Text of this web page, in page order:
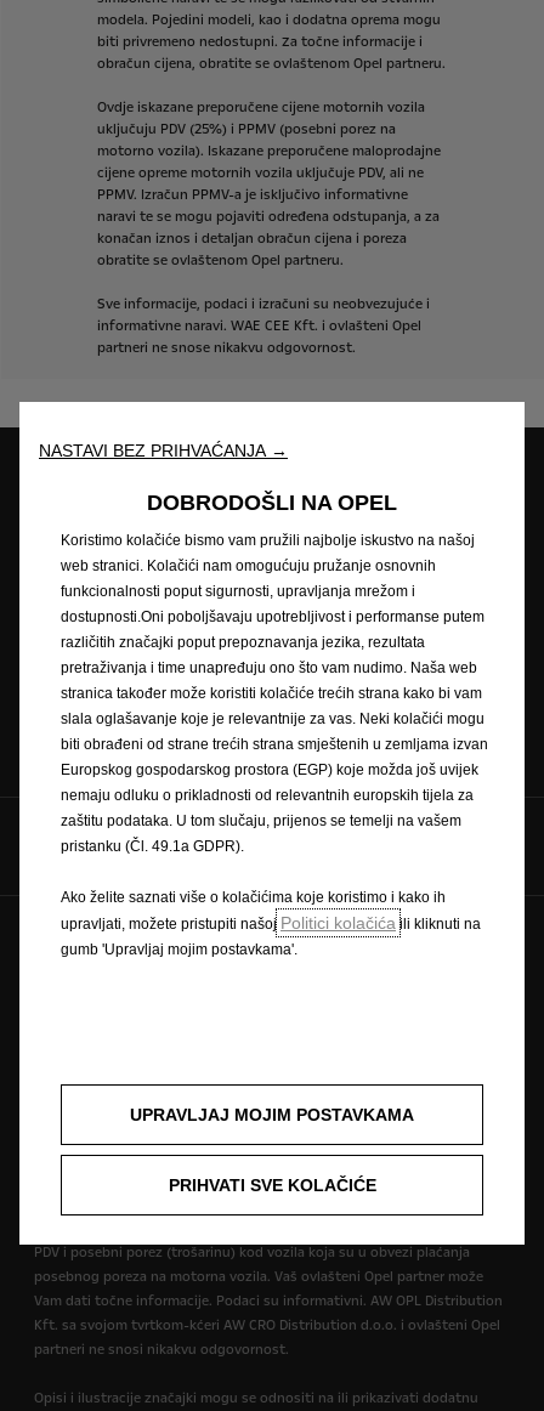
modela. Pojedini modeli, kao i dodatna oprema mogu
biti privremeno nedostupni. Za točne informacije i
obračun cijena, obratite se ovlaštenom Opel partneru.
Ovdje iskazane preporučene cijene motornih vozila
uključuju PDV (25%) i PPMV (posebni porez na
motorno vozila). Iskazane preporučene maloprodajne
cijene opreme motornih vozila uključuje PDV, ali ne
PPMV. Izračun PPMV-a je isključivo informativne
naravi te se mogu pojaviti određena odstupanja, a za
konačan iznos i detaljan obračun cijena i poreza
obratite se ovlaštenom Opel partneru.
Sve informacije, podaci i izračuni su neobvezujuće i
informativne naravi. WAE CEE Kft. i ovlašteni Opel
partneri ne snose nikakvu odgovornost.
Zatražite testnu vožnju Naručivanje na servis
Konfigurator Cjenici
Pratite nas na
Pravilnik o zaštiti privatnosti
Politika kolačića
Slika može prikazivati dodatnu opremu.
PDV i posebni porez (trošarinu) kod vozila koja su u obvezi plaćanja
posebnog poreza na motorna vozila. Vaš ovlašteni Opel partner može
Vam dati točne informacije. Podaci su informativni. AW OPL Distribution
Kft. sa svojom tvrtkom-kćeri AW CRO Distribution d.o.o. i ovlašteni Opel
partneri ne snosi nikakvu odgovornost.
Opisi i ilustracije značajki mogu se odnositi na ili prikazivati dodatnu
NASTAVI BEZ PRIHVAĆANJA →
DOBRODOŠLI NA OPEL
Koristimo kolačiće bismo vam pružili najbolje iskustvo na našoj
web stranici. Kolačići nam omogućuju pružanje osnovnih
funkcionalnosti poput sigurnosti, upravljanja mrežom i
dostupnosti.Oni poboljšavaju upotrebljivost i performanse putem
različitih značajki poput prepoznavanja jezika, rezultata
pretraživanja i time unapređuju ono što vam nudimo. Naša web
stranica također može koristiti kolačiće trećih strana kako bi vam
slala oglašavanje koje je relevantnije za vas. Neki kolačići mogu
biti obrađeni od strane trećih strana smještenih u zemljama izvan
Europskog gospodarskog prostora (EGP) koje možda još uvijek
nemaju odluku o prikladnosti od relevantnih europskih tijela za
zaštitu podataka. U tom slučaju, prijenos se temelji na vašem
pristanku (Čl. 49.1a GDPR).
Ako želite saznati više o kolačićima koje koristimo i kako ih
upravljati, možete pristupiti našoj Politici kolačića ili kliknuti na
gumb 'Upravljaj mojim postavkama'.
UPRAVLJAJ MOJIM POSTAVKAMA
PRIHVATI SVE KOLAČIĆE